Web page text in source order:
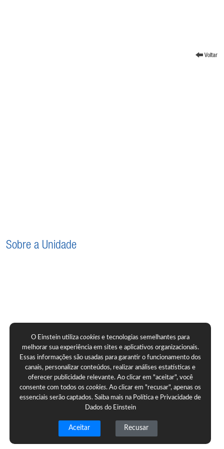
Sobre a Unidade
O Einstein utilizacookies e tecnologias semelhantes para
melhorar sua experiência em sites e aplicativos organizacionais.
Essas informações são usadas para garantir o funcionamento dos
canais, personalizar conteúdos, realizar análises estatísticas e
oferecer publicidade relevante. Ao clicar em "aceitar", você
consente com todos oscookies. Ao clicar em "recusar", apenas os
essenciais serão captados. Saiba mais na Política e Privacidade de
Dados do Einstein
Aceitar Recusar